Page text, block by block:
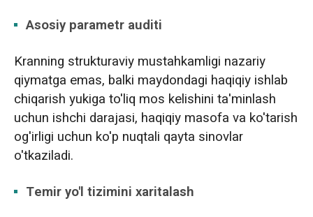
Asosiy parametr auditi
Kranning strukturaviy mustahkamligi nazariy
qiymatga emas, balki maydondagi haqiqiy ishlab
chiqarish yukiga to'liq mos kelishini ta'minlash
uchun ishchi darajasi, haqiqiy masofa va ko'tarish
og'irligi uchun ko'p nuqtali qayta sinovlar
o'tkaziladi.
Temir yo'l tizimini xaritalash